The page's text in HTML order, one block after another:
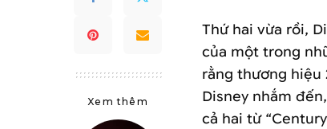
Xem thêm
Thứ hai vừa rồi,
của một trong
rằng thương hiệu
Disney nhắm
cả hai từ